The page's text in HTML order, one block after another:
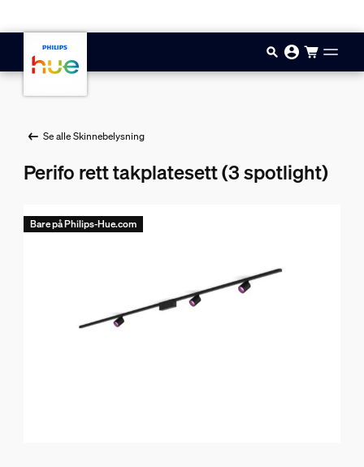
Se alle Skinnebelysning
Perifo rett takplatesett (3 spotlight)
Bare på Philips-Hue.com